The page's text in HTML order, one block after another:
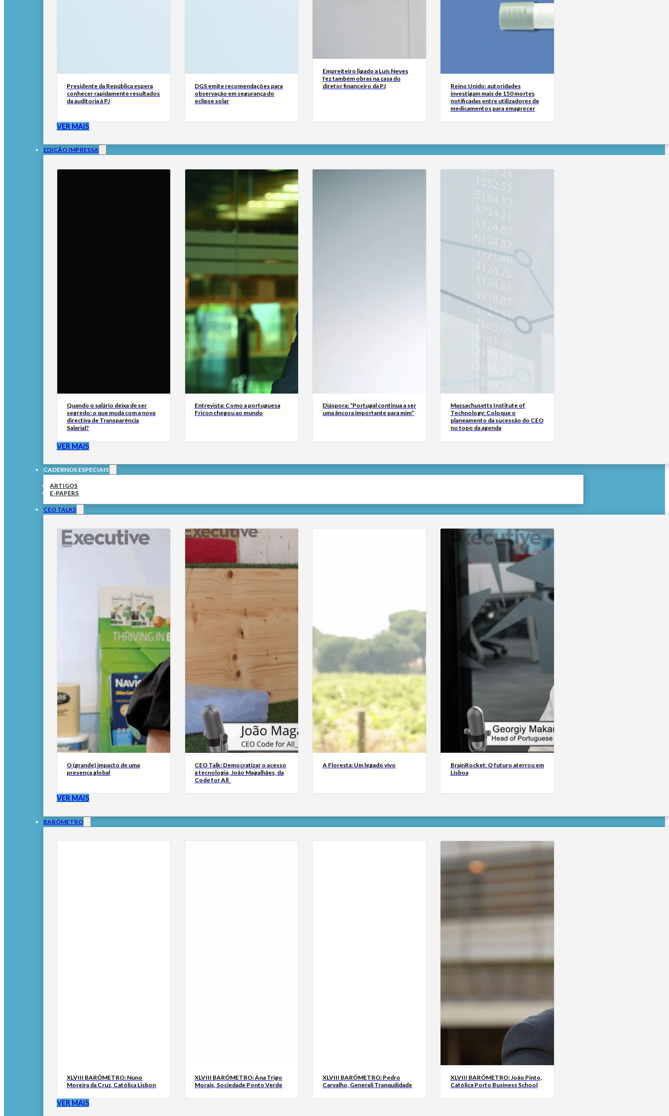
Presidente da República espera
conhecer rapidamente resultados
da auditoria à PJ
DGS emite recomendações para
observação em segurança do
eclipse solar
Empreiteiro ligado a Luís Neves
fez também obras na casa do
diretor financeiro da PJ
Reino Unido: autoridades
investigam mais de 150 mortes
notificadas entre utilizadores de
medicamentos para emagrecer
VER MAIS
EDIÇÃO IMPRESSA
Quando o salário deixa de ser
segredo: o que muda com a nova
directiva de Transparência
Salarial?
Entrevista: Como a portuguesa
Fricon chegou ao mundo
Diáspora: “Portugal continua a ser
uma âncora importante para mim”
Massachusetts Institute of
Technology: Coloque o
planeamento da sucessão do CEO
no topo da agenda
VER MAIS
CADERNOS ESPECIAIS
ARTIGOS
E-PAPERS
CEO TALKS
O (grande) impacto de uma
presença global
CEO Talk: Democratizar o acesso
à tecnologia, João Magalhães, da
Code for All_
A Floresta: Um legado vivo
BrainRocket: O futuro aterrou em
Lisboa
VER MAIS
BARÓMETRO
XLVIII BARÓMETRO: Nuno
Moreira da Cruz, Católica Lisbon
XLVIII BARÓMETRO: Ana Trigo
Morais, Sociedade Ponto Verde
XLVIII BARÓMETRO: Pedro
Carvalho, Generali Tranquilidade
XLVIII BARÓMETRO: João Pinto,
Católica Porto Business School
VER MAIS